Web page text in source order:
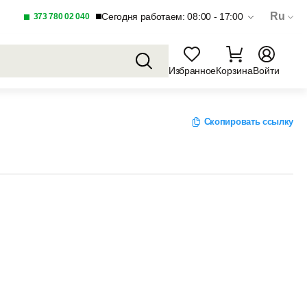
373 780 02 040 Сегодня работаем: 08:00 - 17:00 Ru
ИзбранноеКорзинаВойти
Скопировать ссылку